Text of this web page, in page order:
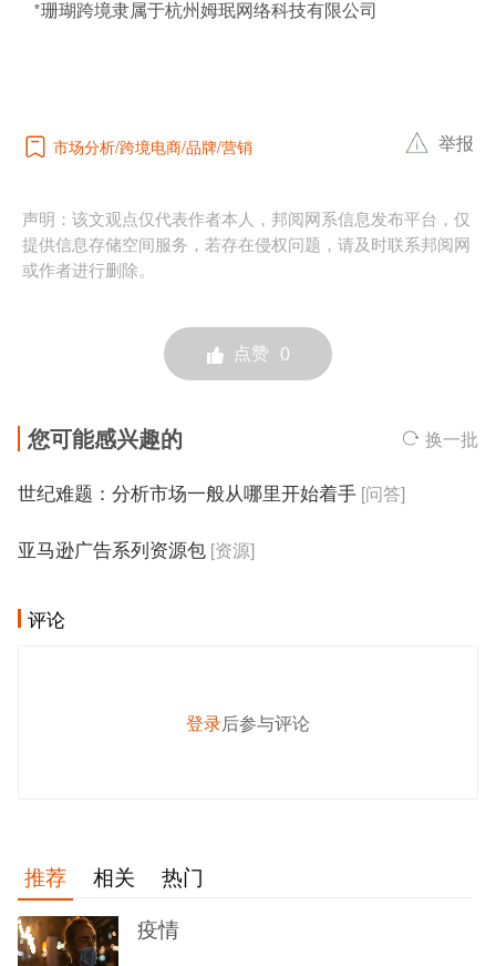
*珊瑚跨境隶属于杭州姆珉网络科技有限公司
市场分析 跨境电商 品牌 营销 举报
声明：该文观点仅代表作者本人，邦阅网系信息发布平台，仅
提供信息存储空间服务，若存在侵权问题，请及时联系邦阅网
或作者进行删除。
点赞 0
您可能感兴趣的 换一批
世纪难题：分析市场一般从哪里开始着手 [问答]
亚马逊广告系列资源包 [资源]
评论
登录后参与评论
推荐 相关
热门
疫情